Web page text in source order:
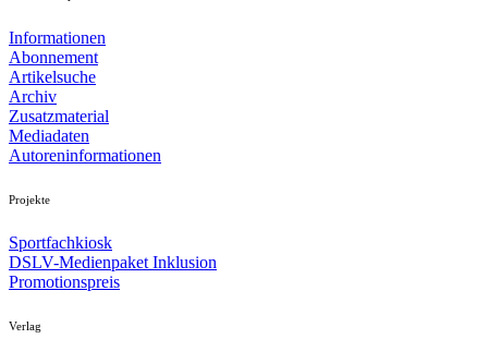
Informationen
Abonnement
Artikelsuche
Archiv
Zusatzmaterial
Mediadaten
Autoreninformationen
Projekte
Sportfachkiosk
DSLV-Medienpaket Inklusion
Promotionspreis
Verlag